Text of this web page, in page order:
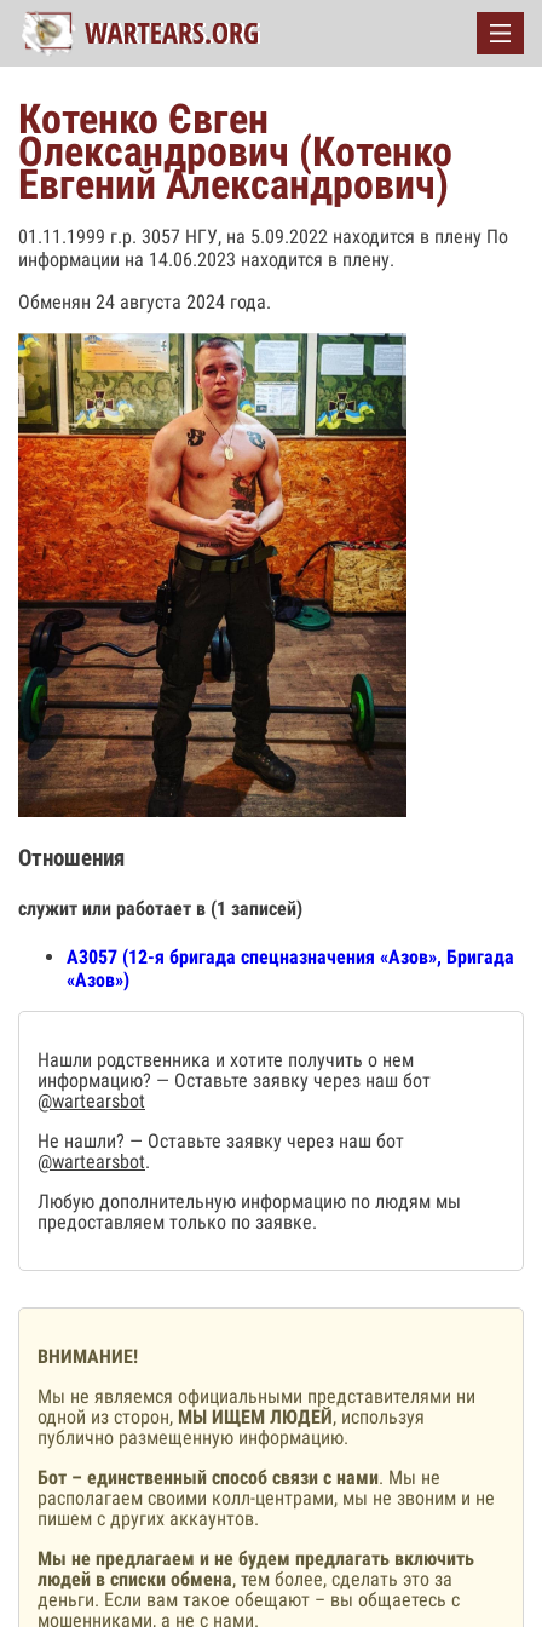
Котенко Євген
Олександрович (Котенко
Евгений Александрович)
01.11.1999 г.р. 3057 НГУ, на 5.09.2022 находится в плену По
информации на 14.06.2023 находится в плену.
Обменян 24 августа 2024 года.
Отношения
служит или работает в (1 записей)
А3057 (12-я бригада спецназначения «Азов», Бригада
«Азов»)
Нашли родственника и хотите получить о нем
информацию? — Оставьте заявку через наш бот
@wartearsbot
Не нашли? — Оставьте заявку через наш бот
@wartearsbot.
Любую дополнительную информацию по людям мы
предоставляем только по заявке.
ВНИМАНИЕ!
Мы не являемся официальными представителями ни
одной из сторон, МЫ ИЩЕМ ЛЮДЕЙ, используя
публично размещенную информацию.
Бот – единственный способ связи с нами. Мы не
располагаем своими колл-центрами, мы не звоним и не
пишем с других аккаунтов.
Мы не предлагаем и не будем предлагать включить
людей в списки обмена, тем более, сделать это за
деньги. Если вам такое обещают – вы общаетесь с
мошенниками, а не с нами.